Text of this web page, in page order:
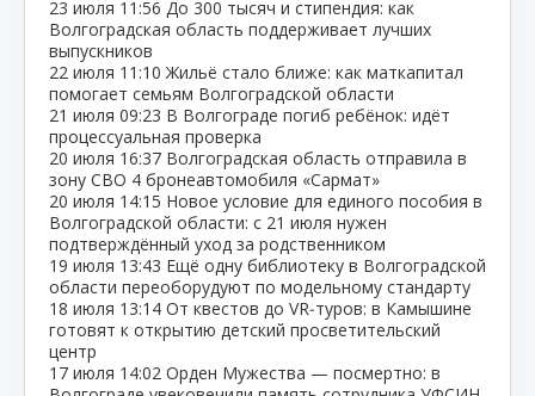
23 июля 11:56 До 300 тысяч и стипендия: как
Волгоградская область поддерживает лучших
выпускников
22 июля 11:10 Жильё стало ближе: как маткапитал
помогает семьям Волгоградской области
21 июля 09:23 В Волгограде погиб ребёнок: идёт
процессуальная проверка
20 июля 16:37 Волгоградская область отправила в
зону СВО 4 бронеавтомобиля «Сармат»
20 июля 14:15 Новое условие для единого пособия в
Волгоградской области: с 21 июля нужен
подтверждённый уход за родственником
19 июля 13:43 Ещё одну библиотеку в Волгоградской
области переоборудуют по модельному стандарту
18 июля 13:14 От квестов до VR‑туров: в Камышине
готовят к открытию детский просветительский
центр
17 июля 14:02 Орден Мужества — посмертно: в